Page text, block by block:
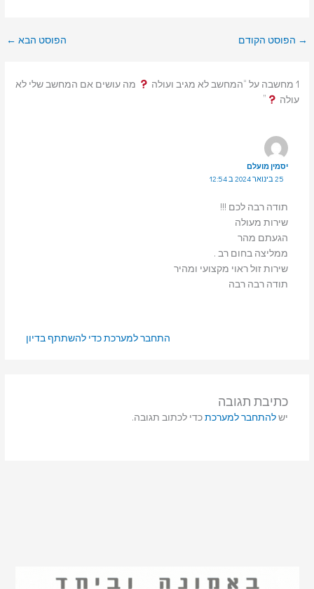
→ הפוסט הקודם הפוסט הבא ←
1 מחשבה על “המחשב לא מגיב ועולה
מה עושים אם המחשב שלי לא
עולה
”
יסמין מועלם
25 בינואר 2024 ב 12:54
תודה רבה לכם !!!
שירות מעולה
הגעתם מהר
ממליצה בחום רב .
שירות זול ראוי מקצועי ומהיר
תודה רבה רבה
התחבר למערכת כדי להשתתף בדיון
כתיבת תגובה
ישלהתחבר למערכתכדי לכתוב תגובה.